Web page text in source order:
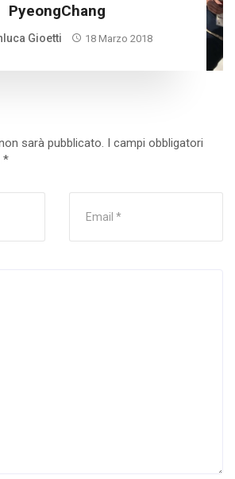
PyeongChang
Gioetti 18 Marzo 2018
sarà pubblicato. I campi obbligatori
*